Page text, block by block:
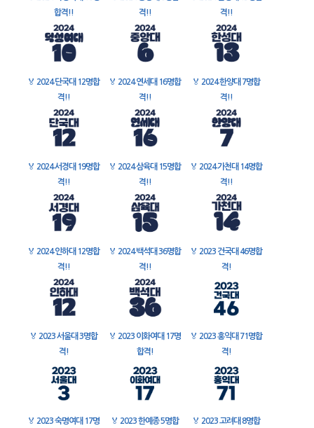
합격!!
격!!
격!!
🏅 2024 단국대 12명합
격!!
🏅 2024 연세대 16명합
격!!
🏅 2024 한양대 7명합
격!!
🏅 2024 서경대 19명합
격!!
🏅 2024 삼육대 15명합
격!!
🏅 2024 가천대 14명합
격!!
🏅 2024 인하대 12명합
격!!
🏅 2024 백석대 36명합
격!!
🏅 2023 건국대 46명합
격!
🏅 2023 서울대 3명합
격!
🏅 2023 이화여대 17명
합격!
🏅 2023 홍익대 71명합
격!
🏅 2023 숙명여대 17명
🏅 2023 한예종 5명합
🏅 2023 고려대 8명합